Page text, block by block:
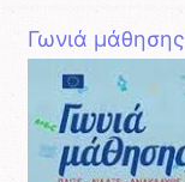
Γωνιά μάθησης